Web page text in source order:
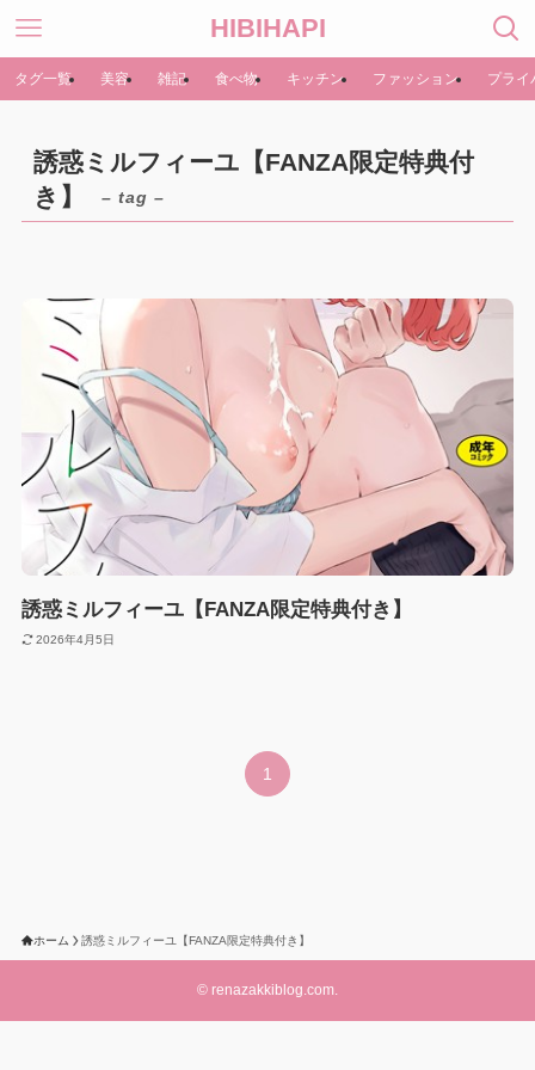
HIBIHAPI
タグ一覧 美容 雑記 食べ物 キッチン ファッション プライ
誘惑ミルフィーユ【FANZA限定特典付
き】
– tag –
誘惑ミルフィーユ【FANZA限定特典付き】
2026年4月5日
1
ホーム 誘惑ミルフィーユ【FANZA限定特典付き】
© renazakkiblog.com.